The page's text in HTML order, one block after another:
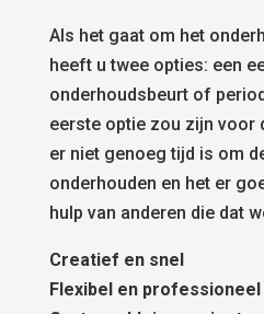
Als het gaat om het
heeft u twee opties: een
onderhoudsbeurt of
eerste optie zou zijn voor
er niet genoeg tijd is om
onderhouden en het er
hulp van anderen die dat
Creatief en snel
Flexibel en professioneel